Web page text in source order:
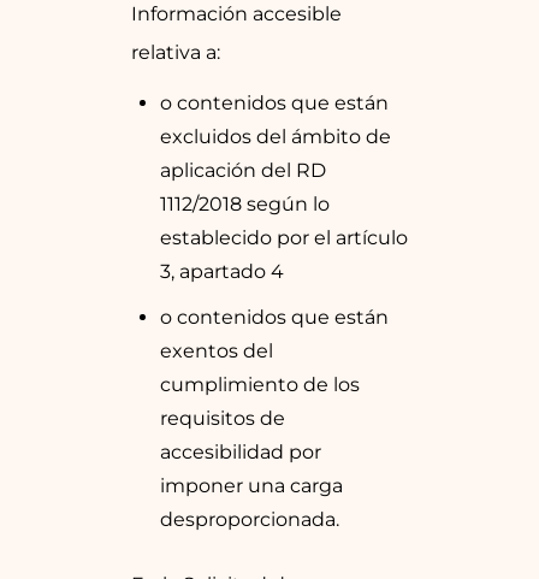
Información accesible
relativa a:
o contenidos que están
excluidos del ámbito de
aplicación del RD
1112/2018 según lo
establecido por el artículo
3, apartado 4
o contenidos que están
exentos del
cumplimiento de los
requisitos de
accesibilidad por
imponer una carga
desproporcionada.